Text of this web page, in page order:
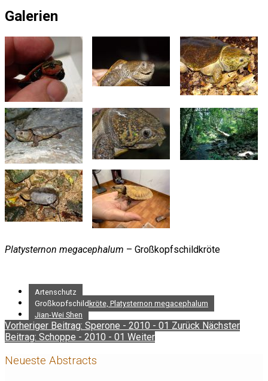
Galerien
Platysternon megacephalum – Großkopfschildkröte
Artenschutz
Großkopfschildkröte, Platysternon megacephalum
Jian-Wei Shen
Vorheriger Beitrag: Sperone - 2010 - 01 Zurück Nächster
Beitrag: Schoppe - 2010 - 01 Weiter
Neueste Abstracts